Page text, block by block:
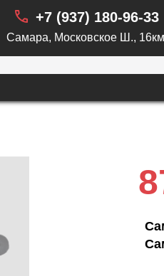
+7 (937) 180-96-33
Самара, Московское Ш., 16км